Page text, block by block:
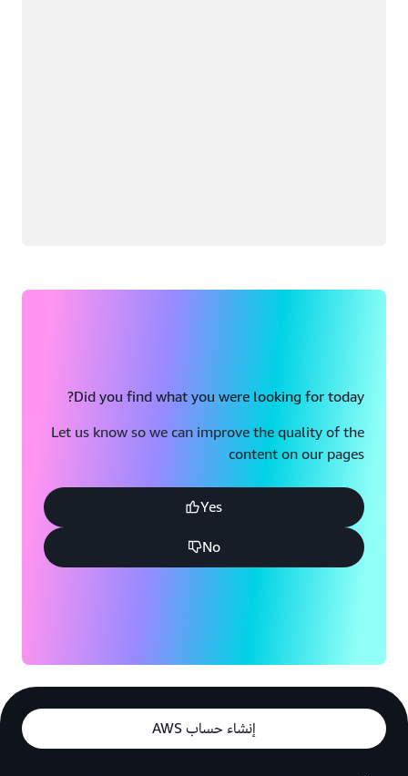
Did you find what you were looking for today?
Let us know so we can improve the quality of the
content on our pages
Yes
No
إنشاء حساب AWS